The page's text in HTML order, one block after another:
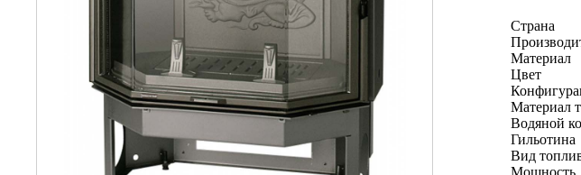
Страна
Материал
Цвет
Материал
Водяной
Гильотина
Вид
Мощность